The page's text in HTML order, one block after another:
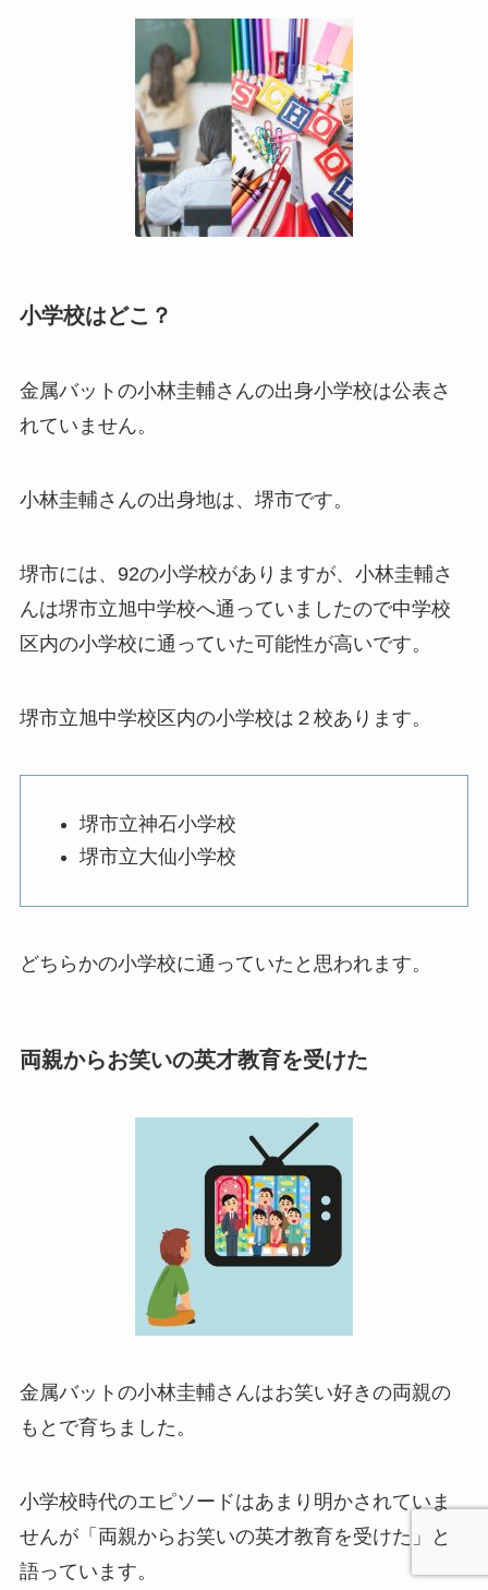
小学校はどこ？
金属バットの小林圭輔さんの出身小学校は公表さ
れていません。
小林圭輔さんの出身地は、堺市です。
堺市には、92の小学校がありますが、小林圭輔さ
んは堺市立旭中学校へ通っていましたので中学校
区内の小学校に通っていた可能性が高いです。
堺市立旭中学校区内の小学校は２校あります。
堺市立神石小学校
堺市立大仙小学校
どちらかの小学校に通っていたと思われます。
両親からお笑いの英才教育を受けた
金属バットの小林圭輔さんはお笑い好きの両親の
もとで育ちました。
小学校時代のエピソードはあまり明かされていま
せんが「両親からお笑いの英才教育を受けた」と
語っています。